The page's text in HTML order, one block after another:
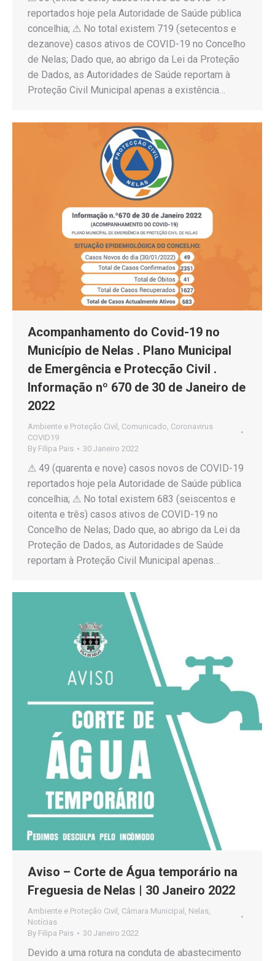
reportados hoje pela Autoridade de Saúde pública
concelhia; ⚠ No total existem 719 (setecentos e
dezanove) casos ativos de COVID-19 no Concelho
de Nelas; Dado que, ao abrigo da Lei da Proteção
de Dados, as Autoridades de Saúde reportam à
Proteção Civil Municipal apenas a existência…
Acompanhamento do Covid-19 no
Município de Nelas . Plano Municipal
de Emergência e Protecção Civil .
Informação nº 670 de 30 de Janeiro de
2022
Ambiente e Proteção Civil Comunicado Coronavirus
COVID19
By Filipa Pais 30 Janeiro 2022
⚠ 49 (quarenta e nove) casos novos de COVID-19
reportados hoje pela Autoridade de Saúde pública
concelhia; ⚠ No total existem 683 (seiscentos e
oitenta e três) casos ativos de COVID-19 no
Concelho de Nelas; Dado que, ao abrigo da Lei da
Proteção de Dados, as Autoridades de Saúde
reportam à Proteção Civil Municipal apenas…
Aviso – Corte de Água temporário na
Freguesia de Nelas | 30 Janeiro 2022
Ambiente e Proteção Civil Câmara Municipal Nelas
Notícias
By Filipa Pais 30 Janeiro 2022
Devido a uma rotura na conduta de abastecimento